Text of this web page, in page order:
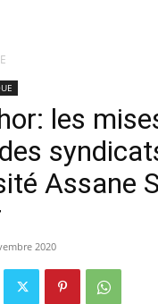
les
Assane
2020